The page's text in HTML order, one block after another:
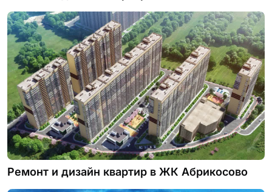
Ремонт и дизайн квартир в ЖК Абрикосово